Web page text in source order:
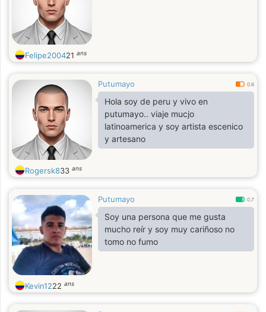
Felipe200421 ans
Putumayo 0.6
Hola soy de peru y vivo en
putumayo.. viaje mucjo
latinoamerica y soy artista escenico
y artesano
Rogersk833 ans
Putumayo 0.7
Soy una persona que me gusta
mucho reír y soy muy cariñoso no
tomo no fumo
Kevin1222 ans